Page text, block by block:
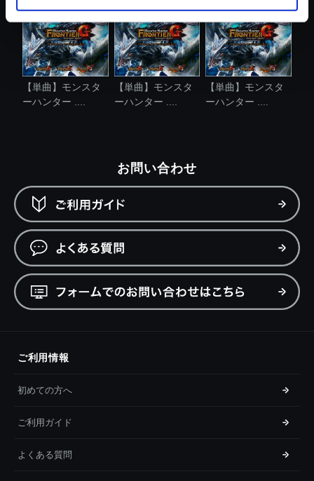
【単曲】モンスタ
ーハンター ....
【単曲】モンスタ
ーハンター ....
【単曲】モンスタ
ーハンター ....
お問い合わせ
ご利用情報
初めての方へ
ご利用ガイド
よくある質問